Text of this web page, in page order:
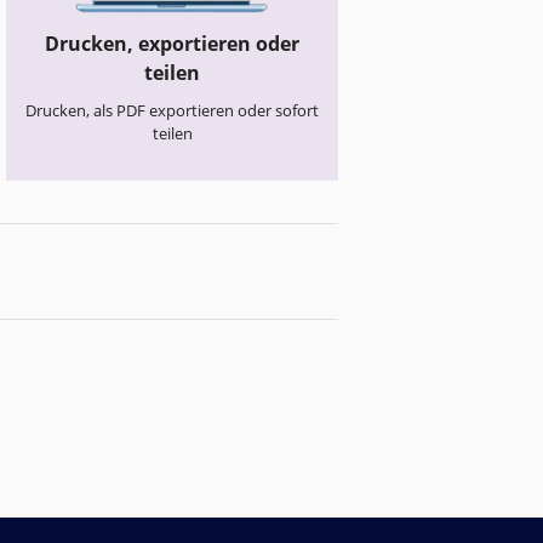
Drucken, exportieren oder
teilen
Drucken, als PDF exportieren oder sofort
teilen